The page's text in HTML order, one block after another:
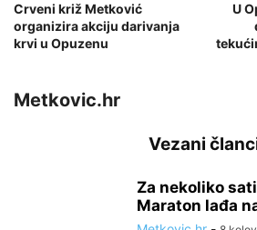
Crveni križ Metković
organizira akciju darivanja
krvi u Opuzenu
U
Metkovic.hr
Vezani
Za nekoliko
Maraton lađa